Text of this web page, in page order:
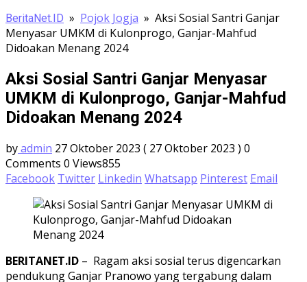
BeritaNet.ID » Pojok Jogja » Aksi Sosial Santri Ganjar
Menyasar UMKM di Kulonprogo, Ganjar-Mahfud
Didoakan Menang 2024
Aksi Sosial Santri Ganjar Menyasar
UMKM di Kulonprogo, Ganjar-Mahfud
Didoakan Menang 2024
byadmin 27 Oktober 2023 ( 27 Oktober 2023 ) 0
Comments 0 Views855
Facebook Twitter Linkedin Whatsapp Pinterest Email
BERITANET.ID – Ragam aksi sosial terus digencarkan
pendukung Ganjar Pranowo yang tergabung dalam